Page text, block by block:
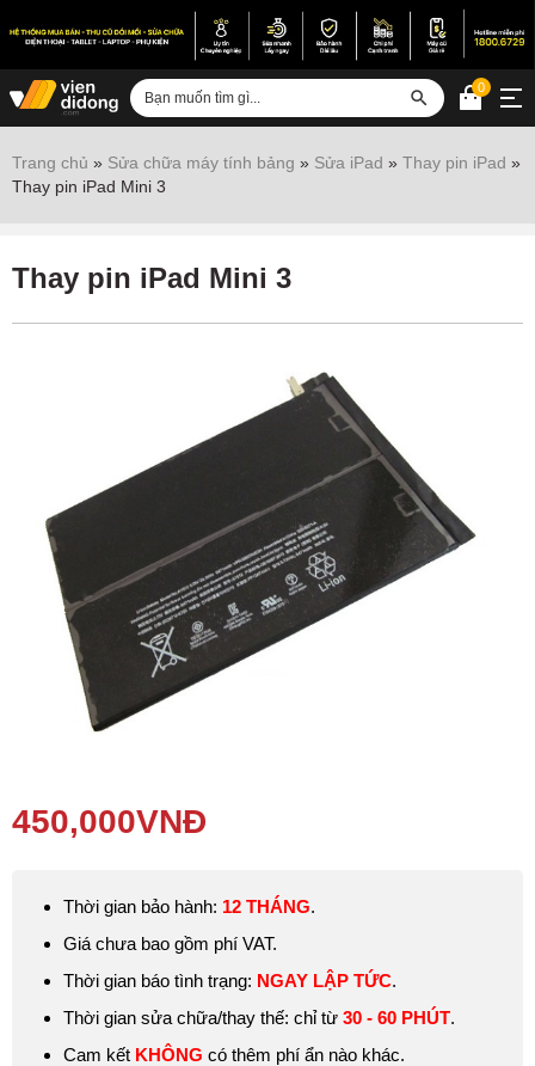
Sửa iPhone
Sửa Vertu
Sửa chữa thiết bị khác
Điện thoại
Phụ kiện
Hệ thống:
17 cửa hàng
Tổng đài:
1800.6729
(Giờ làm việc: 08h00 - 21h00)
Tin công nghệ
0
Trang chủ » Sửa chữa máy tính bảng » Sửa iPad » Thay pin iPad »
Thay pin iPad Mini 3
Thay pin iPad Mini 3
450,000VNĐ
Thời gian bảo hành: 12 THÁNG.
Giá chưa bao gồm phí VAT.
Thời gian báo tình trạng: NGAY LẬP TỨC.
Thời gian sửa chữa/thay thế: chỉ từ 30 - 60 PHÚT.
Cam kết KHÔNG có thêm phí ẩn nào khác.